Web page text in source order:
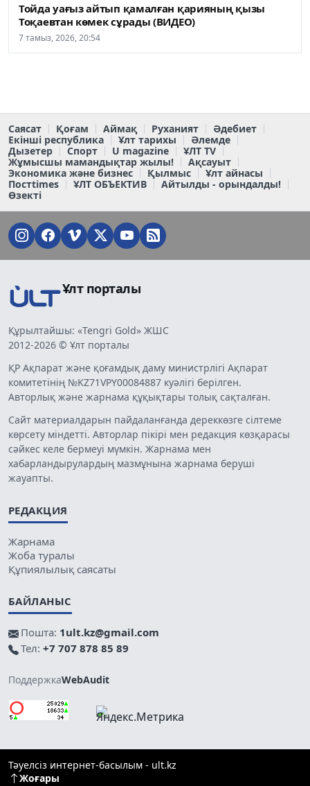
Тойда уағыз айтып қамалған қарияның қызы
Тоқаевтан көмек сұрады (ВИДЕО)
7 тамыз, 2026, 20:54
Саясат Қоғам Аймақ Руханият
Әдебиет
Екінші республика
Ұлт тарихы
Әлемде
Дызетер
Спорт U magazine
ҰЛТ TV
Жұмысшы мамандықтар жылы!
Ақсауыт
Экономика және бизнес
Қылмыс
Ұлт айнасы
Постtimes
ҰЛТ ОБЪЕКТИВ
Айтылды - орындалды!
Өзекті
Ұлт порталы
Құрылтайшы: «Tengri Gold» ЖШС
2012-2026 © Ұлт порталы
ҚР Ақпарат және қоғамдық даму министрлігі Ақпарат
комитетінің №KZ71VPY00084887 куәлігі берілген.
Авторлық және жарнама құқықтары толық сақталған.
Сайт материалдарын пайдаланғанда дереккөзге сілтеме
көрсету міндетті. Авторлар пікірі мен редакция көзқарасы
сәйкес келе бермеуі мүмкін. Жарнама мен
хабарландырулардың мазмұнына жарнама беруші
жауапты.
РЕДАКЦИЯ
Жарнама
Жоба туралы
Құпиялылық саясаты
БАЙЛАНЫС
Пошта: 1ult.kz@gmail.com
Тел: +7 707 878 85 89
ПоддержкаWebAudit
Тәуелсіз интернет-басылым - ult.kz
Жоғары